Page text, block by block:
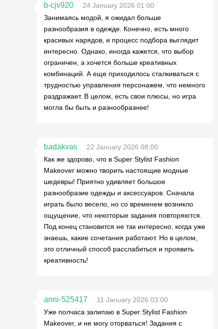
b-cjv920
24 January 2026 01:00
Занимаясь модой, я ожидал больше
разнообразия в одежде. Конечно, есть много
красивых нарядов, и процесс подбора выглядит
интересно. Однако, иногда кажется, что выбор
ограничен, а хочется больше креативных
комбинаций. А еще приходилось сталкиваться с
трудностью управления персонажем, что немного
раздражает. В целом, есть свои плюсы, но игра
могла бы быть и разнообразнее!
badakvas
22 January 2026 08:00
Как же здорово, что в Super Stylist Fashion
Makeover можно творить настоящие модные
шедевры! Приятно удивляет большое
разнообразие одежды и аксессуаров. Сначала
играть было весело, но со временем возникло
ощущение, что некоторые задания повторяются.
Под конец становится не так интересно, когда уже
знаешь, какие сочетания работают. Но в целом,
это отличный способ расслабиться и проявить
креативность!
anni-525417
11 January 2026 03:00
Уже полчаса залипаю в Super Stylist Fashion
Makeover, и не могу оторваться! Задания с